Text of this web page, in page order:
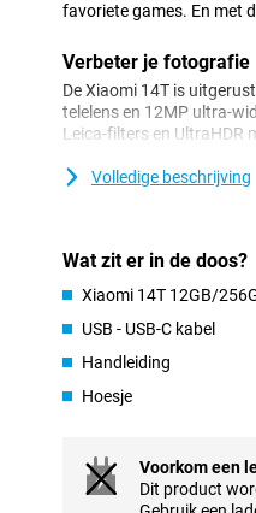
favoriete games. En met
Verbeter je fotografie
De Xiaomi 14T is
telelens en 12MP ultra-
Leica-filters en UltraHDR
en video's.
De Xiaomi 14T is
kun je rekenen op slimme
sterke proceessor geen
Haarscherp AMOLED-
Het 6.67-inch AMOLED-
Bovendien is het
ogen.
Volledige beschrijving
Wat zit er in de doos?
Xiaomi 14T 12GB/
USB - USB-C kabel
Handleiding
Hoesje
Voorkom een
Dit product